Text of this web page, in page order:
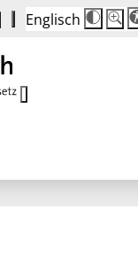
Englisch
Die
100